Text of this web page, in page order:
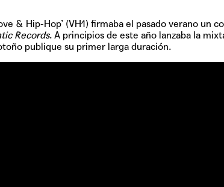
& Hip-Hop’ (VH1) firmaba el pasado verano un
Records. A principios de este año lanzaba la
publique su primer larga duración.